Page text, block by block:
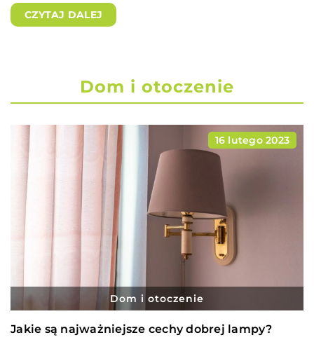
CZYTAJ DALEJ
Dom i otoczenie
16 lutego 2023
Dom i otoczenie
Jakie są najważniejsze cechy dobrej lampy?